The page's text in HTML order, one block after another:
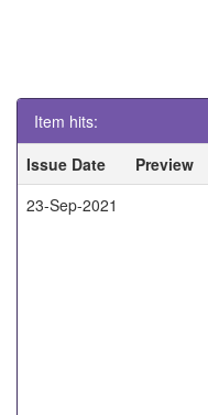
Item hits:
Issue Date
Preview
23-Sep-2021